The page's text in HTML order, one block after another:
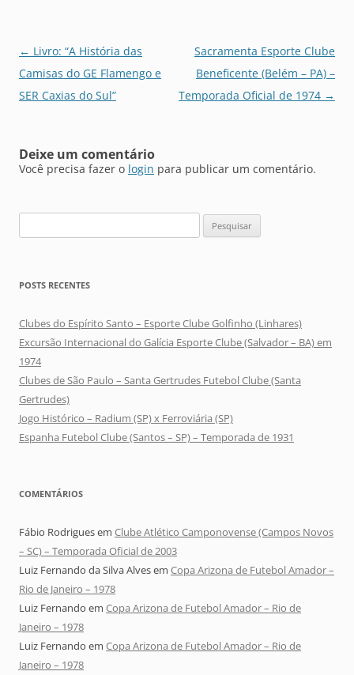
Navegação
de
posts
← Livro: “A História das
Camisas do GE Flamengo e
SER Caxias do Sul”
Sacramenta Esporte Clube
Beneficente (Belém – PA) –
Temporada Oficial de 1974 →
Deixe um comentário
Você precisa fazer o login para publicar um comentário.
por:
POSTS RECENTES
Clubes do Espírito Santo – Esporte Clube Golfinho (Linhares)
Excursão Internacional do Galícia Esporte Clube (Salvador – BA) em
1974
Clubes de São Paulo – Santa Gertrudes Futebol Clube (Santa
Gertrudes)
Jogo Histórico – Radium (SP) x Ferroviária (SP)
Espanha Futebol Clube (Santos – SP) – Temporada de 1931
COMENTÁRIOS
Fábio Rodriguesem Clube Atlético Camponovense (Campos Novos
– SC) – Temporada Oficial de 2003
Luiz Fernando da Silva Alvesem Copa Arizona de Futebol Amador –
Rio de Janeiro – 1978
Luiz Fernando em Copa Arizona de Futebol Amador – Rio de
Janeiro – 1978
Luiz Fernando em Copa Arizona de Futebol Amador – Rio de
Janeiro – 1978